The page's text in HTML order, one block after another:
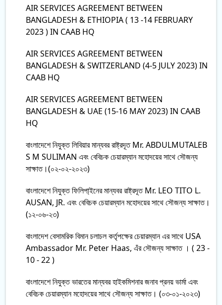
AIR SERVICES AGREEMENT BETWEEN
BANGLADESH & ETHIOPIA ( 13 -14 FEBRUARY
2023 ) IN CAAB HQ
AIR SERVICES AGREEMENT BETWEEN
BANGLADESH & SWITZERLAND (4-5 JULY 2023) IN
CAAB HQ
AIR SERVICES AGREEMENT BETWEEN
BANGLADESH & UAE (15-16 MAY 2023) IN CAAB
HQ
বাংলাদেশে নিযুক্ত লিবিয়ার মান্যবর রাষ্ট্রদূত Mr. ABDULMUTALEB
S M SULIMAN এবং বেবিচক চেয়ারম্যান মহোদয়ের সাথে সৌজন্য
সাক্ষাত।(০২-০২-২০২৩)
বাংলাদেশে নিযুক্ত ফিলিপা্ইনের মান্যবর রাষ্ট্রদূত Mr. LEO TITO L.
AUSAN, JR. এবং বেবিচক চেয়ারম্যান মহোদয়ের সাথে সৌজন্য সাক্ষাত।
(১২-০৬-২৩)
বাংলাদেশ বেসামরিক বিমান চলাচল কর্তৃপক্ষের চেয়ারম্যান এর সাথে USA
Ambassador Mr. Peter Haas, এঁর সৌজন্য সাক্ষাত । ( 23 -
10 - 22 )
বাংলাদেশে নিযুক্ত ভারতের মান্যবর হাইকমিশনার জনাব প্রনয় ভার্মা এবং
বেবিচক চেয়ারম্যান মহোদয়ের সাথে সৌজন্য সাক্ষাত। (০৩-০১-২০২৩)